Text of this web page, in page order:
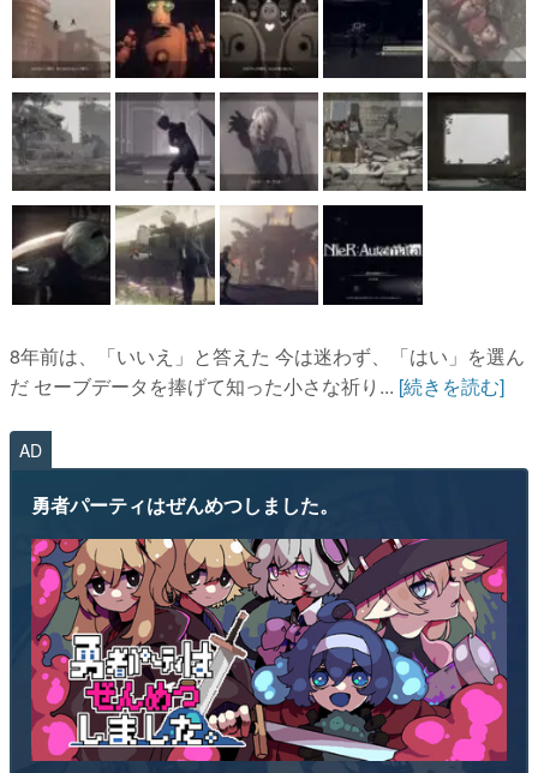
8年前は、「いいえ」と答えた 今は迷わず、「はい」を選ん
だ セーブデータを捧げて知った小さな祈り... [続きを読む]
AD
勇者パーティはぜんめつしました。